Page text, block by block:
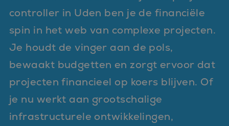
controller in Uden ben je de financiële
spin in het web van complexe projecten.
Je houdt de vinger aan de pols,
bewaakt budgetten en zorgt ervoor dat
projecten financieel op koers blijven. Of
je nu werkt aan grootschalige
infrastructurele ontwikkelingen,